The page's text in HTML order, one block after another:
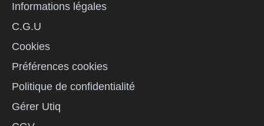
Informations légales
C.G.U
Cookies
Préférences cookies
Politique de confidentialité
Gérer Utiq